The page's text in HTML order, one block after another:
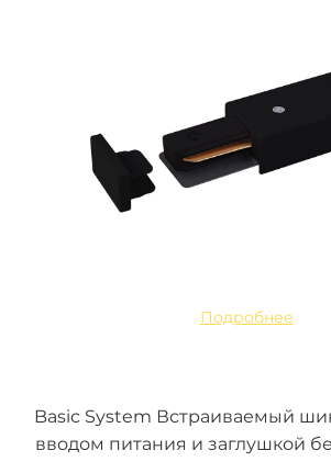
Подробнее
Basic System Встраиваемый
вводом питания и заглушкой